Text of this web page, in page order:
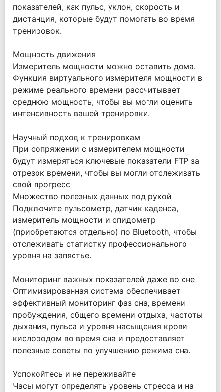
показателей, как пульс, уклон, скорость и
дистанция, которые будут помогать во время
тренировок.
Мощность движения
Измеритель мощности можно оставить дома.
Функция виртуального измерителя мощности в
режиме реального времени рассчитывает
среднюю мощность, чтобы вы могли оценить
интенсивность вашей тренировки.
Научный подход к тренировкам
При сопряжении с измерителем мощности
будут измеряться ключевые показатели FTP за
отрезок времени, чтобы вы могли отслеживать
свой прогресс
Множество полезных данных под рукой
Подключите пульсометр, датчик каденса,
измеритель мощности и спидометр
(приобретаются отдельно) по Bluetooth, чтобы
отслеживать статистку профессионального
уровня на запястье.
Мониторинг важных показателей даже во сне
Оптимизированная система обеспечивает
эффективный мониторинг фаз сна, времени
пробуждения, общего времени отдыха, частоты
дыхания, пульса и уровня насыщения крови
кислородом во время сна и предоставляет
полезные советы по улучшению режима сна.
Успокойтесь и не переживайте
Часы могут определять уровень стресса и на